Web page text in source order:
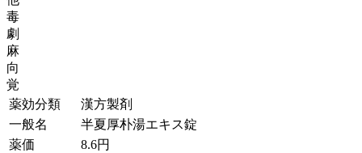
毒
劇
麻
向
覚
薬効分類
漢方製剤
一般名
半夏厚朴湯エキス錠
薬価
8.6円